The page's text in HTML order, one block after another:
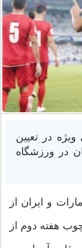
در تعیین
در ورزشگاه
و ایران از
هفته دوم از